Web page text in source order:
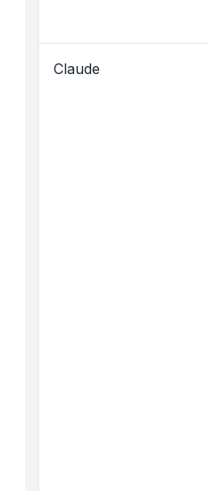
Claude